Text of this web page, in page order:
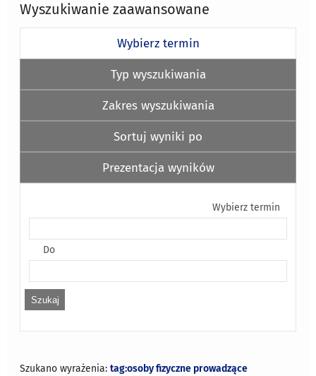
Wyszukiwanie zaawansowane
Wybierz termin
Typ wyszukiwania
Zakres wyszukiwania
Sortuj wyniki po
Prezentacja wyników
Wybierz termin
Do
Szukano wyrażenia:tag:osoby fizyczne prowadzące